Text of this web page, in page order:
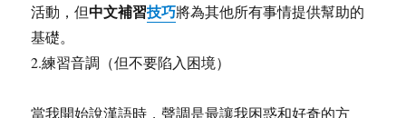
活動，但中文補習技巧將為其他所有事情提供幫助的
基礎。
2.練習音調（但不要陷入困境）
當我開始說漢語時，聲調是最讓我困惑和好奇的方